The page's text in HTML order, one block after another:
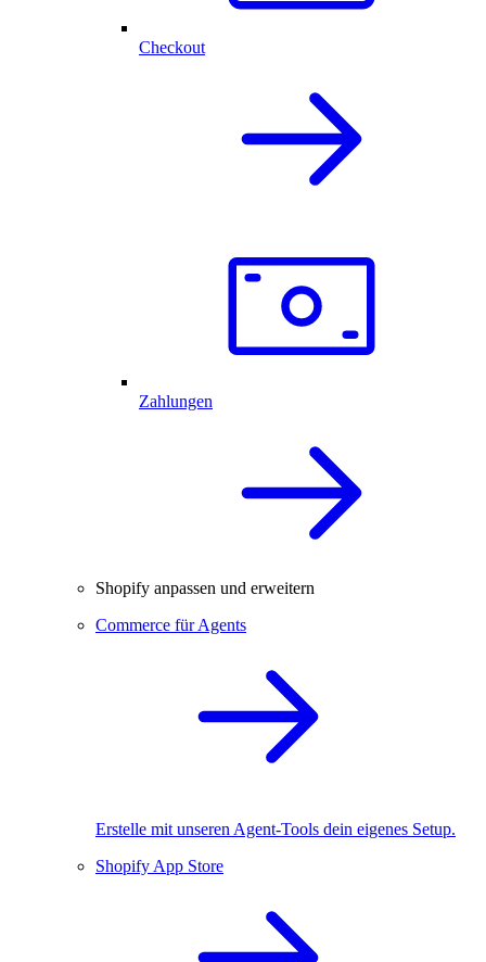
Checkout
Zahlungen
Shopify anpassen und erweitern
Commerce für Agents
Erstelle mit unseren Agent-Tools dein eigenes Setup.
Shopify App Store